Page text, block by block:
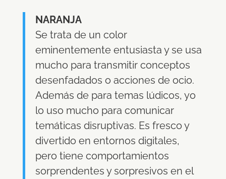
NARANJA
Se trata de un color
eminentemente entusiasta y se usa
mucho para transmitir conceptos
desenfadados o acciones de ocio.
Además de para temas lúdicos, yo
lo uso mucho para comunicar
temáticas disruptivas. Es fresco y
divertido en entornos digitales,
pero tiene comportamientos
sorprendentes y sorpresivos en el